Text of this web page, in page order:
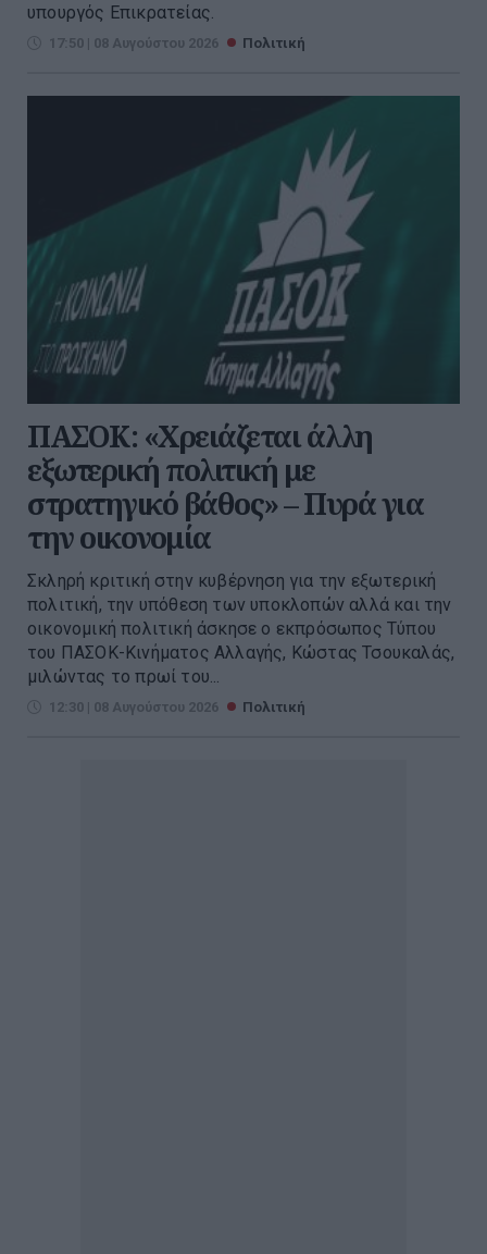
υπουργός Επικρατείας.
17:50 | 08 Αυγούστου 2026 Πολιτική
ΠΑΣΟΚ: «Χρειάζεται άλλη
εξωτερική πολιτική με
στρατηγικό βάθος» – Πυρά για
την οικονομία
Σκληρή κριτική στην κυβέρνηση για την εξωτερική
πολιτική, την υπόθεση των υποκλοπών αλλά και την
οικονομική πολιτική άσκησε ο εκπρόσωπος Τύπου
του ΠΑΣΟΚ-Κινήματος Αλλαγής, Κώστας Τσουκαλάς,
μιλώντας το πρωί του...
12:30 | 08 Αυγούστου 2026 Πολιτική